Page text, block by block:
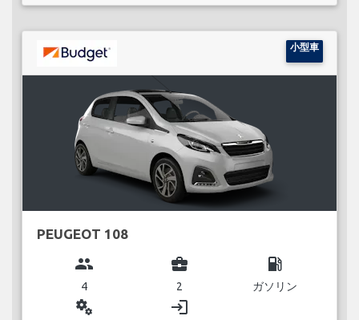
小型車
PEUGEOT 108
group
4
business_center
2
local_gas_station
ガソリン
miscellaneous_services login